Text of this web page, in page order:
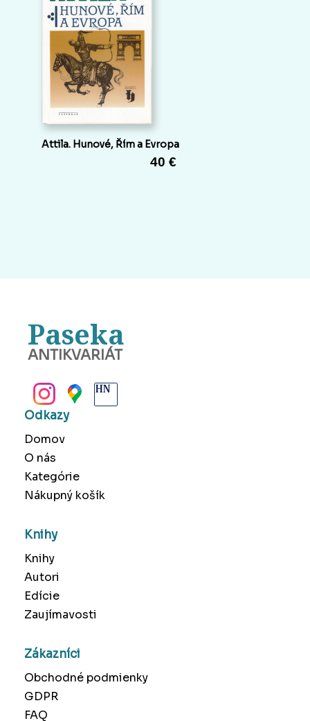
Attila. Hunové, Řím a Evropa
40 €
Paseka
ANTIKVARIÁT
Odkazy
Domov
O nás
Kategórie
Nákupný košík
Knihy
Knihy
Autori
Edície
Zaujímavosti
Zákazníci
Obchodné podmienky
GDPR
FAQ